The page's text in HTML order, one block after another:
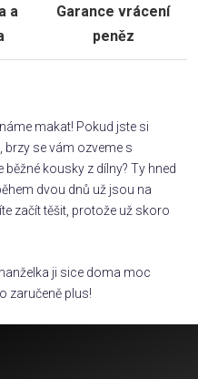
a
Garance vrácení
peněz
makat! Pokud jste si
se vám ozveme s
kousky z dílny? Ty hned
dvou dnů už jsou na
začít těšit, protože už skoro
ji sice doma moc
zaručeně plus!